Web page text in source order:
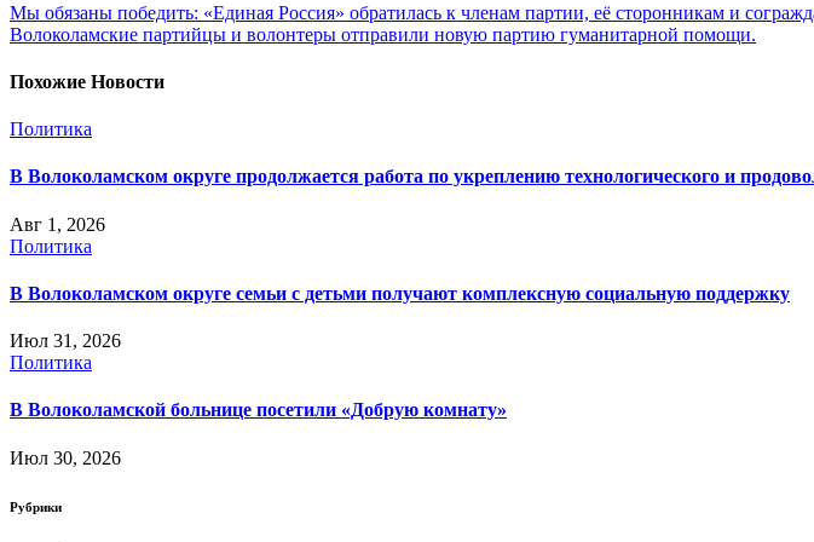
Мы обязаны победить: «Единая Россия» обратилась к членам партии, её сторонникам и
Волоколамские партийцы и волонтеры отправили новую партию гуманитарной помощи.
Похожие Новости
Политика
В Волоколамском округе продолжается работа по укреплению технологического и
Авг 1, 2026
Политика
В Волоколамском округе семьи с детьми получают комплексную социальную поддержку
Июл 31, 2026
Политика
В Волоколамской больнице посетили «Добрую комнату»
Июл 30, 2026
Рубрики